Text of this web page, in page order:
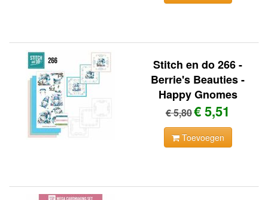
Stitch en do 266 -
Berrie's Beauties -
Happy Gnomes
€ 5,80€ 5,51
Toevoegen